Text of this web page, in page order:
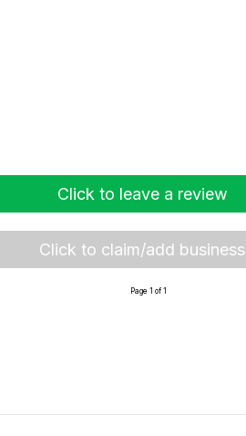
Click to leave a review
Click to claim/add business
Page 1 of 1